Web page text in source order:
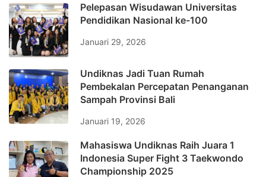
Pelepasan Wisudawan Universitas
Pendidikan Nasional ke-100
Januari 29, 2026
Undiknas Jadi Tuan Rumah
Pembekalan Percepatan Penanganan
Sampah Provinsi Bali
Januari 19, 2026
Mahasiswa Undiknas Raih Juara 1
Indonesia Super Fight 3 Taekwondo
Championship 2025